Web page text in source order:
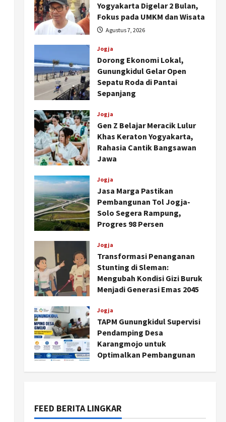
Yogyakarta Digelar 2 Bulan,
Fokus pada UMKM dan Wisata
Agustus 7, 2026
Jogja
Dorong Ekonomi Lokal,
Gunungkidul Gelar Open
Sepatu Roda di Pantai
Sepanjang
Jogja
Gen Z Belajar Meracik Lulur
Khas Keraton Yogyakarta,
Rahasia Cantik Bangsawan
Jawa
Jogja
Jasa Marga Pastikan
Pembangunan Tol Jogja-
Solo Segera Rampung,
Progres 98 Persen
Jogja
Transformasi Penanganan
Stunting di Sleman:
Mengubah Kondisi Gizi Buruk
Menjadi Generasi Emas 2045
Jogja
TAPM Gunungkidul Supervisi
Pendamping Desa
Karangmojo untuk
Optimalkan Pembangunan
FEED BERITA LINGKARYogyakarta Digelar 2 Bulan,
Fokus pada UMKM dan Wisata